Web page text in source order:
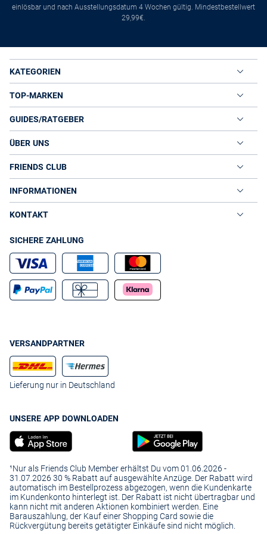
einlösbar und nach Ausstellungsdatum 4 Wochen gültig. Mindestbestellwert
29,99€.
KATEGORIEN
TOP-MARKEN
GUIDES/RATGEBER
ÜBER UNS
FRIENDS CLUB
INFORMATIONEN
KONTAKT
SICHERE ZAHLUNG
VERSANDPARTNER
Lieferung nur in Deutschland
UNSERE APP DOWNLOADEN
¹Nur als Friends Club Member erhältst Du vom 01.06.2026 -
31.07.2026 30 % Rabatt auf ausgewählte Anzüge. Der Rabatt wird
automatisch im Bestellprozess abgezogen, wenn die Kundenkarte
im Kundenkonto hinterlegt ist. Der Rabatt ist nicht übertragbar und
kann nicht mit anderen Aktionen kombiniert werden. Eine
Barauszahlung, der Kauf einer Shopping Card sowie die
Rückvergütung bereits getätigter Einkäufe sind nicht möglich.